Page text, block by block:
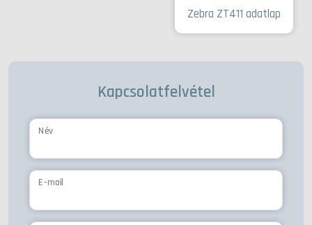
Kapcsolatfelvétel
Név
E-mail
Zebra ZT411 adatlap